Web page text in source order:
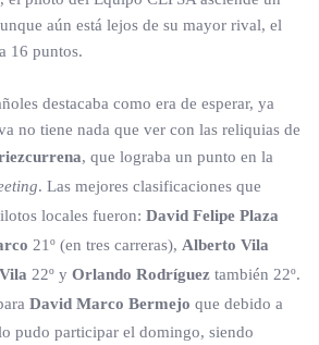
aún está lejos de su mayor rival, el
16 puntos.
destacaba como era de esperar, ya
no tiene nada que ver con las reliquias de
, que lograba un punto en la
. Las mejores clasificaciones que
locales fueron: David Felipe Plaza
21º (en tres carreras), Alberto Vila
22º y Orlando Rodríguez también 22º.
David Marco Bermejo que debido a
pudo participar el domingo, siendo